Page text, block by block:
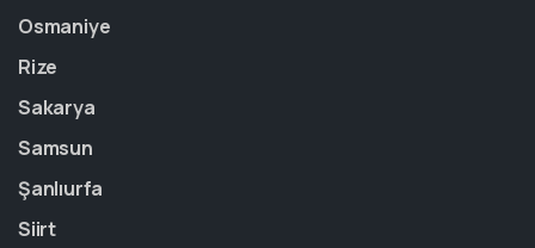
Osmaniye
Rize
Sakarya
Samsun
Şanlıurfa
Siirt